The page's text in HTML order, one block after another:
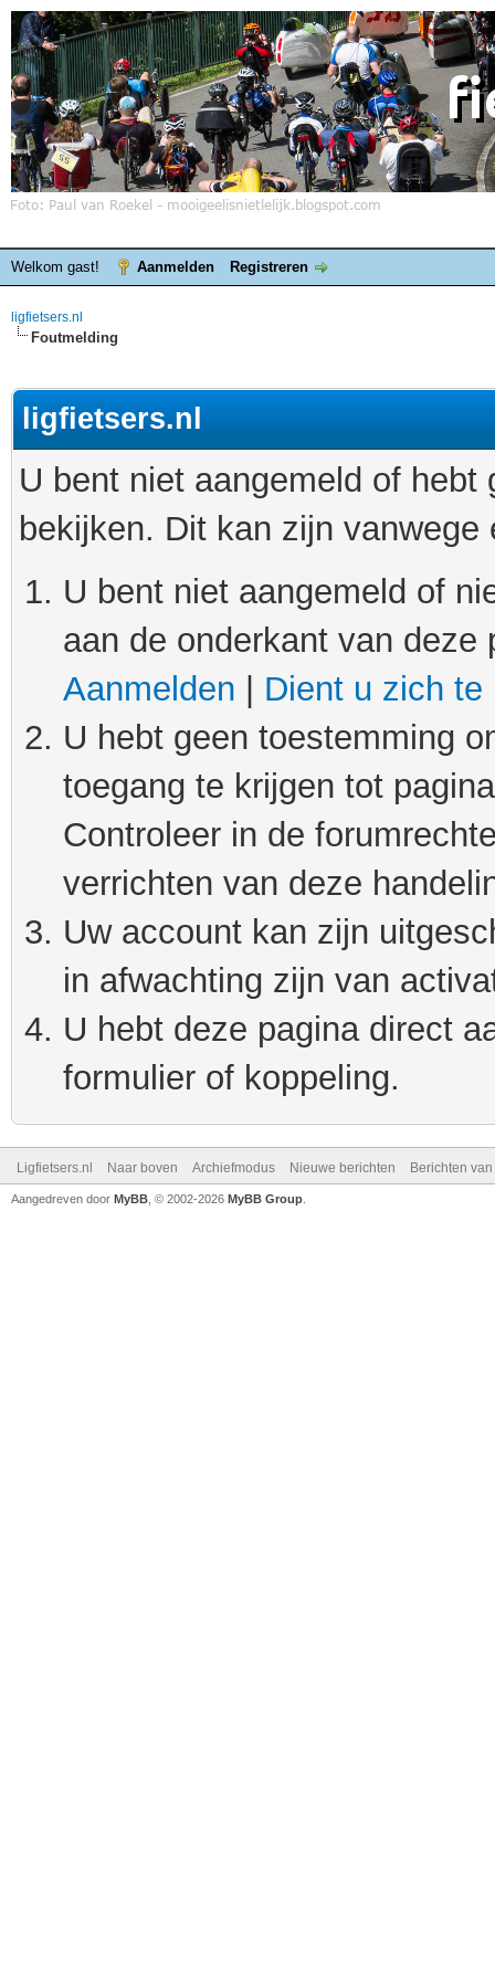
Welkom gast! Aanmelden Registreren
ligfietsers.nl
Foutmelding
ligfietsers.nl
U bent niet aangemeld of
bekijken. Dit kan zijn
U bent niet aangemeld of
aan de onderkant van
Aanmelden
Dient u zich te
U hebt geen toestemming
toegang te krijgen tot
Controleer in de
verrichten van deze
Uw account kan zijn
in afwachting zijn van
U hebt deze pagina direct
formulier of koppeling.
Ligfietsers.nl Naar boven Archiefmodus Nieuwe berichten Berichten
Aangedreven door MyBB , © 2002-2026 MyBB Group